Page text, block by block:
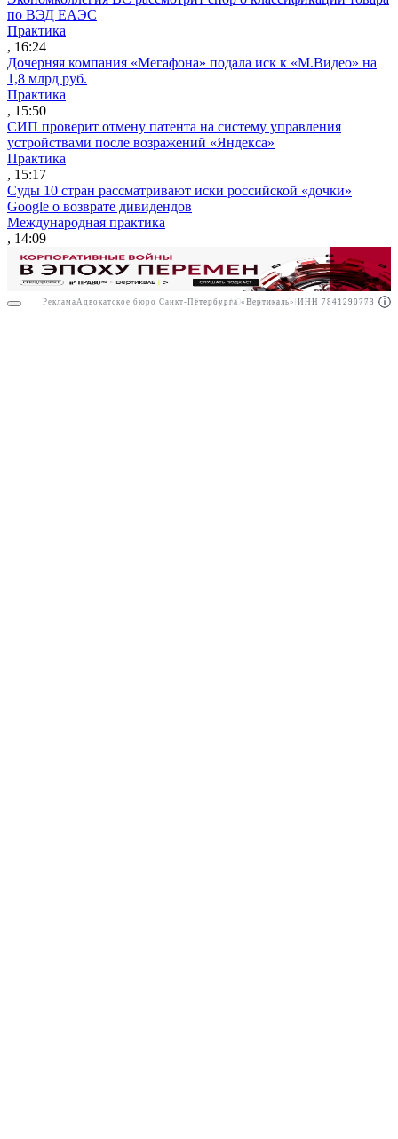
Реклама АО"Право.ру" ИНН: 7708095468
по ВЭД ЕАЭС
Практика
, 16:24
Дочерняя компания «Мегафона» подала иск к «М.Видео» на
1,8 млрд руб.
Практика
, 15:50
СИП проверит отмену патента на систему управления
устройствами после возражений «Яндекса»
Практика
, 15:17
Суды 10 стран рассматривают иски российской «дочки»
Google о возврате дивидендов
Международная практика
, 14:09
Реклама Адвокатское бюро Санкт-Петербурга «Вертикаль» ИНН 7841290773